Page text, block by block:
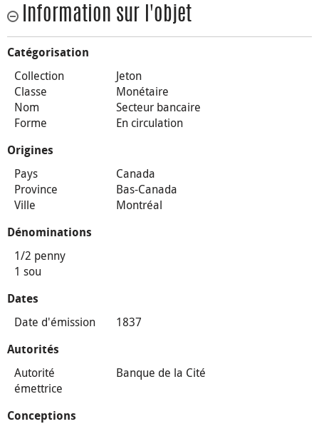
Information sur l'objet
Catégorisation
Collection
Jeton
Classe
Monétaire
Nom
Secteur bancaire
Forme
En circulation
Origines
Pays
Canada
Province
Bas-Canada
Ville
Montréal
Dénominations
1/2 penny
1 sou
Dates
Date d'émission 1837
Autorités
Autorité
émettrice
Banque de la Cité
Conceptions